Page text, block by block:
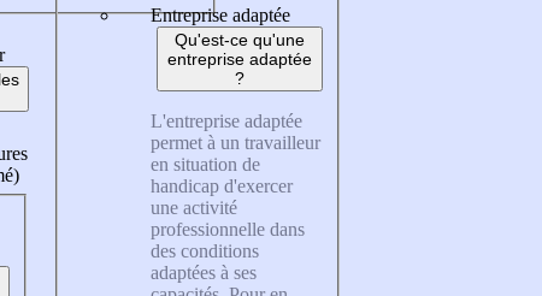
Entreprise adaptée
Qu'est-ce qu'une
entreprise adaptée
?
L'entreprise adaptée
permet à un travailleur
en situation de
handicap d'exercer
une activité
professionnelle dans
des conditions
adaptées à ses